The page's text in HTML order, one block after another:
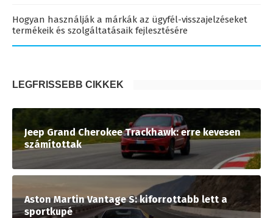
Hogyan használják a márkák az ügyfél-visszajelzéseket
termékeik és szolgáltatásaik fejlesztésére
LEGFRISSEBB CIKKEK
Jeep Grand Cherokee Trackhawk: erre kevesen
számítottak
Aston Martin Vantage S: kiforrottabb lett a
sportkupé